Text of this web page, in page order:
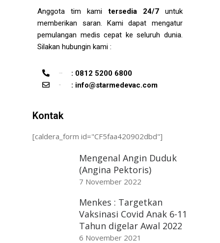
Anggota tim kamitersedia 24/7untuk
memberikan saran. Kami dapat mengatur
pemulangan medis cepat ke seluruh dunia.
Silakan hubungin kami :
: 0812 5200 6800
: info@starmedevac.com
Kontak
[caldera_form id="CF5faa420902dbd"]
Mengenal Angin Duduk
(Angina Pektoris)
7 November 2022
Menkes : Targetkan
Vaksinasi Covid Anak 6-11
Tahun digelar Awal 2022
6 November 2021